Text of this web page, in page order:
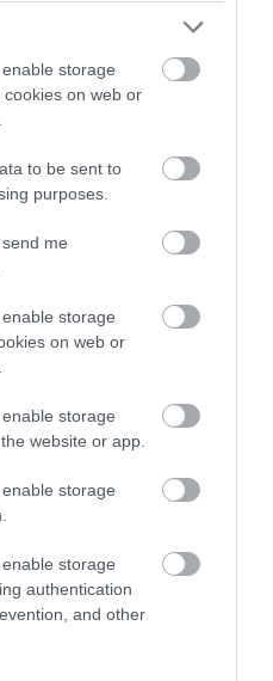
storage
on web or
to be sent to
purposes.
me
storage
on web or
storage
website or app.
storage
storage
authentication
and other
λεωφορείο
Αναφορές για
(βίντεο)
και πρόστιμα στα
«εχθρικά» πλοία –